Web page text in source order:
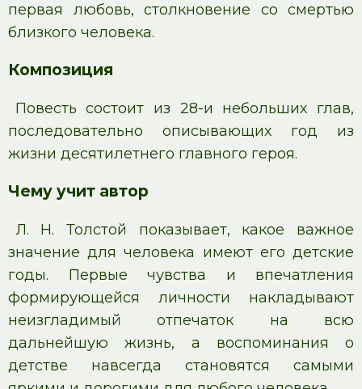
первая любовь, столкновение со смертью
близкого человека.
Композиция
Повесть состоит из 28-и небольших глав,
последовательно описывающих год из
жизни десятилетнего главного героя.
Чему учит автор
Л. Н. Толстой показывает, какое важное
значение для человека имеют его детские
годы. Первые чувства и впечатления
формирующейся личности накладывают
неизгладимый отпечаток на всю
дальнейшую жизнь, а воспоминания о
детстве навсегда становятся самыми